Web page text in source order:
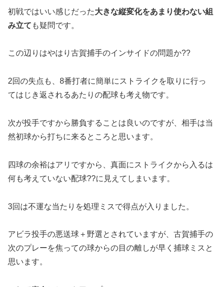
初戦ではいい感じだった大きな縦変化をあまり使わない組
み立て も疑問です。
この辺りはやはり古賀捕手のインサイドの問題か??
2回の失点も、8番打者に簡単にストライクを取りに行っ
てはじき返されるあたりの配球も考え物です。
次が投手ですから勝負することは良いのですが、相手は当
然初球から打ちに来るところと思います。
四球の余裕はアリですから、真面にストライクから入るは
何も考えていない配球??に見えてしまいます。
3回は不運な当たりを処理ミスで得点が入りました。
アビラ投手の悪送球＋野選とされていますが、古賀捕手の
次のプレーを焦っての球からの目の離しが早く捕球ミスと
思います。